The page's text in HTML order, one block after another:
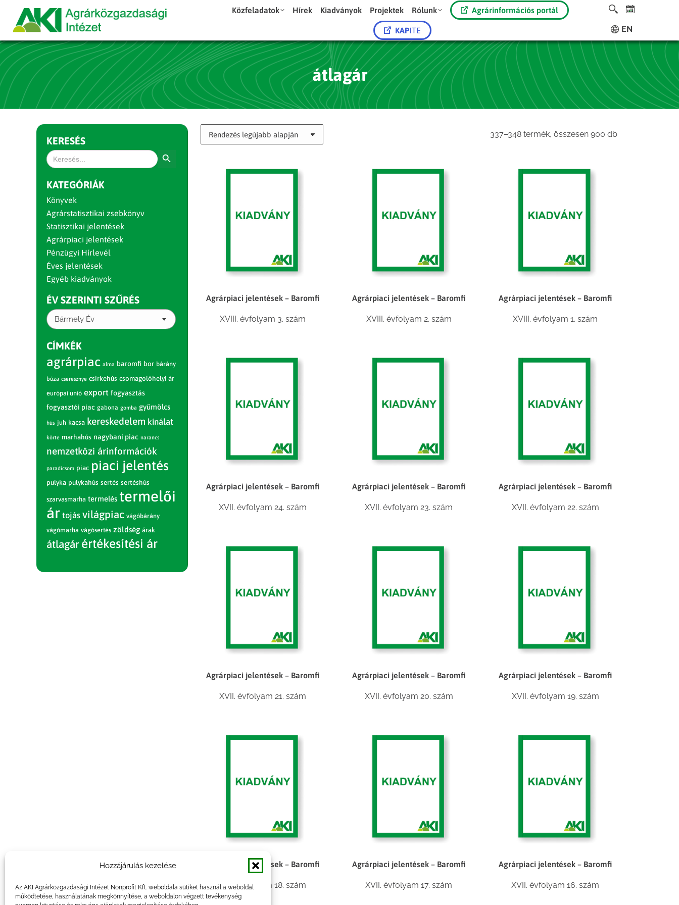
Hozzájárulás kezelése
Az AKI Agrárközgazdasági Intézet Nonprofit Kft. weboldala sütiket használ a weboldal
működtetése, használatának megkönnyítése, a weboldalon végzett tevékenység
Közfeladatok Hírek Kiadványok Projektek Rólunk Agrárinformációs portál
KAPITE EN
átlagár
337–348 termék, összesen 900 dbSorted
Agrárpiaci jelentések – Baromfi
XVIII. évfolyam 3. szám
Agrárpiaci jelentések – Baromfi
XVIII. évfolyam 2. szám
Agrárpiaci jelentések – Baromfi
XVIII. évfolyam 1. szám
Agrárpiaci jelentések – Baromfi
XVII. évfolyam 24. szám
Agrárpiaci jelentések – Baromfi
XVII. évfolyam 23. szám
Agrárpiaci jelentések – Baromfi
XVII. évfolyam 22. szám
Agrárpiaci jelentések – Baromfi
XVII. évfolyam 21. szám
Agrárpiaci jelentések – Baromfi
XVII. évfolyam 20. szám
Agrárpiaci jelentések – Baromfi
XVII. évfolyam 19. szám
Agrárpiaci jelentések – Baromfi
XVII. évfolyam 18. szám
Agrárpiaci jelentések – Baromfi
XVII. évfolyam 17. szám
Agrárpiaci jelentések – Baromfi
XVII. évfolyam 16. szám
KERESÉS
Search
for:
KATEGÓRIÁK
Könyvek
Agrárstatisztikai zsebkönyv
Statisztikai jelentések
Agrárpiaci jelentések
Pénzügyi Hírlevél
Éves jelentések
Egyéb kiadványok
ÉV SZERINTI SZŰRÉS
Bármely Év
CÍMKÉK
agrárpiac alma baromfi bor bárány
búza cseresznye csirkehús csomagolóhelyi ár
európai unió export fogyasztás
fogyasztói piac gabona gomba gyümölcs
hús juh kacsa kereskedelem kínálat
körte marhahús nagybani piac narancs
nemzetközi árinformációk
paradicsom piac piaci jelentés
pulyka pulykahús sertés sertéshús
szarvasmarha termelés termelői
ár tojás világpiac vágóbárány
vágómarha vágósertés zöldség árak
átlagár értékesítési ár